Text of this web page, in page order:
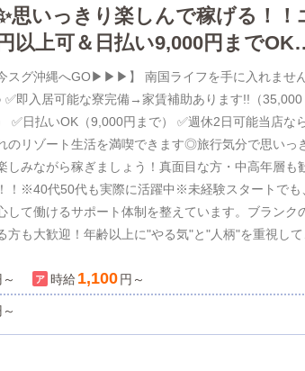
思いっきり楽しんで稼げる！！
以上可＆日払い9,000円までOK♪
安心の法人運営です♪
今スグ沖縄へGO▶▶▶】 南国ライフを手に入れませ
✅即入居可能な寮完備→家賃補助あります!!（35,000
✅日払いOK（9,000円まで） ✅週休2日可能当店な
のリゾート生活を満喫できます◎旅行気分で思いっ
しみながら稼ぎましょう！真面目な方・中高年層も
！※40代50代も実際に活躍中※未経験スタートでも
して働けるサポート体制を整えています。ブランク
方も大歓迎！年齢以上に"やる気"と"人柄"を重視して
すぐにでも活躍していただける環境です。 エリア
スの超高給✨初任給40万円以上スタート可能！ 月給
時給 1,100円～